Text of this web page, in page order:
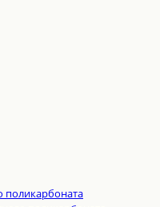
поликарбоната